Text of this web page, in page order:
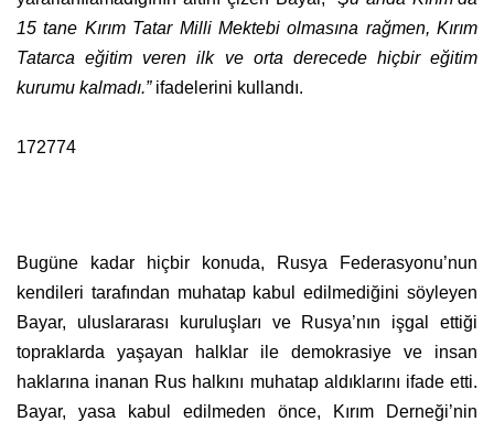
15 tane Kırım Tatar Milli Mektebi olmasına rağmen, Kırım
Tatarca eğitim veren ilk ve orta derecede hiçbir eğitim
kurumu kalmadı.” ifadelerini kullandı.
172774
Bugüne kadar hiçbir konuda, Rusya Federasyonu’nun
kendileri tarafından muhatap kabul edilmediğini söyleyen
Bayar, uluslararası kuruluşları ve Rusya’nın işgal ettiği
topraklarda yaşayan halklar ile demokrasiye ve insan
haklarına inanan Rus halkını muhatap aldıklarını ifade etti.
Bayar, yasa kabul edilmeden önce, Kırım Derneği’nin